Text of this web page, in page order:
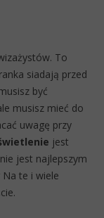
To
siadają przed
być
musisz mieć do
uwagę przy
jest
jest najlepszym
te i wiele